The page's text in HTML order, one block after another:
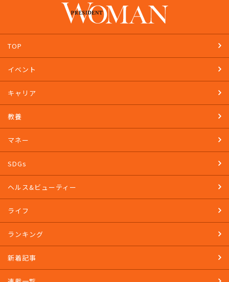
TOP
イベント
キャリア
教養
マネー
SDGs
ヘルス&ビューティー
ライフ
ランキング
新着記事